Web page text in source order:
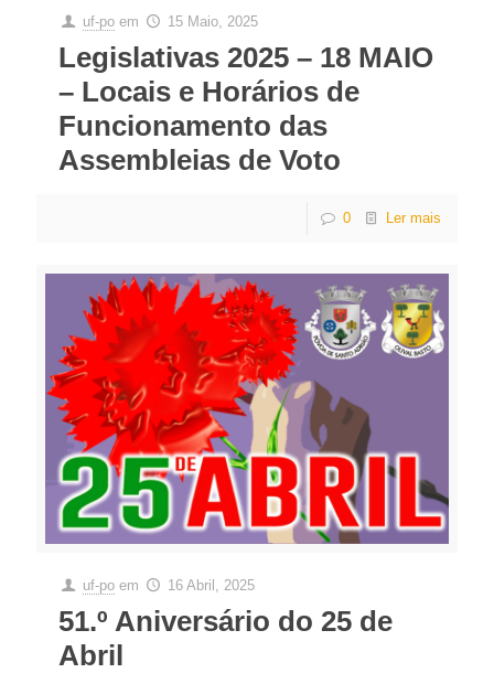
uf-po em 15 Maio, 2025
Legislativas 2025 – 18 MAIO
– Locais e Horários de
Funcionamento das
Assembleias de Voto
0 Ler mais
uf-po em 16 Abril, 2025
51.º Aniversário do 25 de
Abril